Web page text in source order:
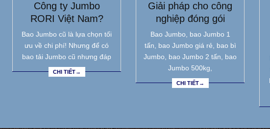
Công ty Jumbo
RORI Việt Nam?
Bao Jumbo cũ là lựa chọn tối
ưu về chi phí! Nhưng để có
bao tải Jumbo cũ nhưng đáp
CHI TIẾT→
Giải pháp cho công
nghiệp đóng gói
Bao Jumbo, bao Jumbo 1
tấn, bao Jumbo giá rẻ, bao bì
Jumbo, bao Jumbo 2 tấn, bao
Jumbo 500kg,
CHI TIẾT→